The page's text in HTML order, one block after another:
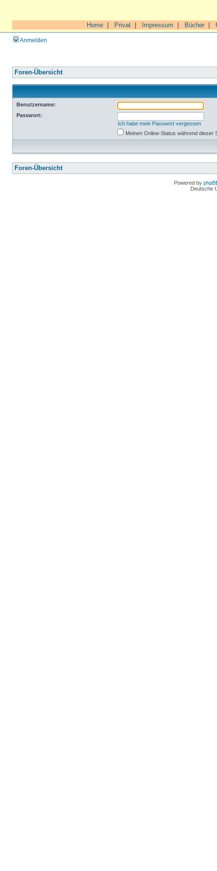
Home Privat Impressum Bücher|
Anmelden
Foren-Übersicht
Benutzername:
Passwort:
Ich habe mein Passwort vergessen
Meinen Online-Status während dieser
Foren-Übersicht
Powered by
Deutsche